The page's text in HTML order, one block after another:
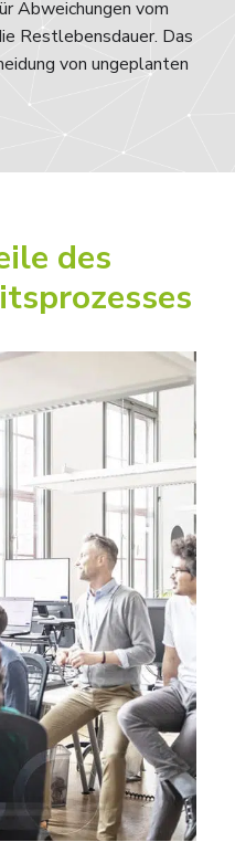
Abweichungen vom
Restlebensdauer. Das
von ungeplanten
des